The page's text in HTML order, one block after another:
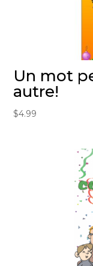
Un mot
autre!
$4.99